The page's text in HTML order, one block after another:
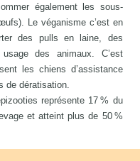
également les sous-
Le véganisme c’est en
des pulls en laine, des
des animaux. C’est
les chiens d’assistance
de dératisation.
représente 17 % du
et atteint plus de 50 %